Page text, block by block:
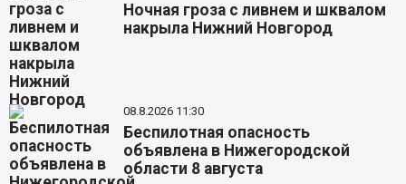
Ночная гроза с ливнем и шквалом
накрыла Нижний Новгород
08.8.2026 11:30
Беспилотная опасность
объявлена в Нижегородской
области 8 августа